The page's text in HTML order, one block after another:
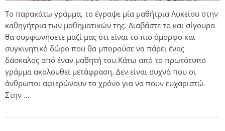
Το παρακάτω γράμμα, το έγραψε μία μαθήτρια Λυκείου στην
καθηγήτρια των μαθηματικών της. Διαβάστε το και σίγουρα
θα συμφωνήσετε μαζί μας ότι είναι το πιο όμορφο και
συγκινητικό δώρο που θα μπορούσε να πάρει ένας
δάσκαλος από έναν μαθητή του.Κάτω από το πρωτότυπο
γράμμα ακολουθεί μετάφραση. Δεν είναι συχνά που οι
άνθρωποι αφιερώνουν το χρόνο για να πουν ευχαριστώ.
Στην …